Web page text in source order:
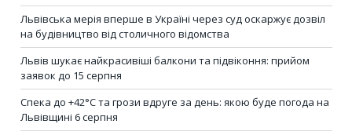
Львівська мерія вперше в Україні через суд оскаржує дозвіл
на будівництво від столичного відомства
Львів шукає найкрасивіші балкони та підвіконня: прийом
заявок до 15 серпня
Спека до +42°C та грози вдруге за день: якою буде погода на
Львівщині 6 серпня